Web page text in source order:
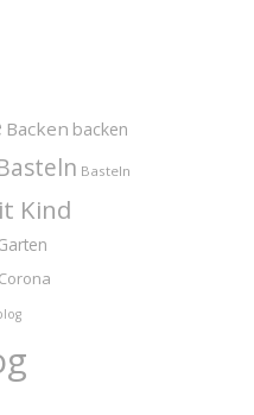
Backen backen
Basteln
Kind
Corona